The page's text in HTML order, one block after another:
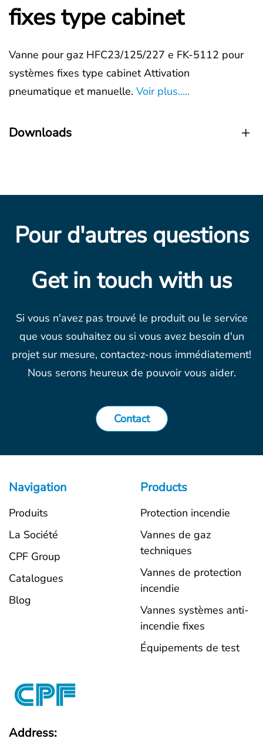
fixes type cabinet
Vanne pour gaz HFC23/125/227 e FK-5112 pour
systèmes fixes type cabinet Attivation
pneumatique et manuelle. Voir plus.....
Downloads
Pour d'autres questions
Get in touch with us
Si vous n'avez pas trouvé le produit ou le service
que vous souhaitez ou si vous avez besoin d'un
projet sur mesure, contactez-nous immédiatement!
Nous serons heureux de pouvoir vous aider.
Contact
Address:
Navigation
Produits
La Société
CPF Group
Catalogues
Blog
Products
Protection incendie
Vannes de gaz
techniques
Vannes de protection
incendie
Vannes systèmes anti-
incendie fixes
Équipements de test